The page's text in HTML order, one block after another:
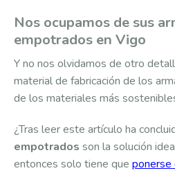
Nos ocupamos de sus
empotrados en Vigo
Y no nos olvidamos de otro
material de fabricación de los
de los materiales más
¿Tras leer este artículo ha
empotrados son la solución
entonces solo tiene que ponerse